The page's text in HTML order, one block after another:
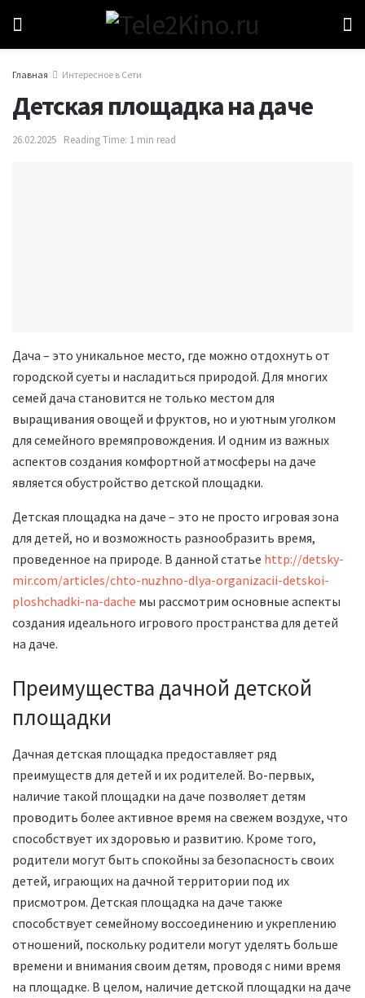
Главная Интересное в Сети
Детская площадка на даче
26.02.2025 Reading Time: 1 min read
Дача – это уникальное место, где можно отдохнуть от
городской суеты и насладиться природой. Для многих
семей дача становится не только местом для
выращивания овощей и фруктов, но и уютным уголком
для семейного времяпровождения. И одним из важных
аспектов создания комфортной атмосферы на даче
является обустройство детской площадки.
Детская площадка на даче – это не просто игровая зона
для детей, но и возможность разнообразить время,
проведенное на природе. В данной статье http://detsky-
mir.com/articles/chto-nuzhno-dlya-organizacii-detskoi-
ploshchadki-na-dache мы рассмотрим основные аспекты
создания идеального игрового пространства для детей
на даче.
Преимущества дачной детской
площадки
Дачная детская площадка предоставляет ряд
преимуществ для детей и их родителей. Во-первых,
наличие такой площадки на даче позволяет детям
проводить более активное время на свежем воздухе, что
способствует их здоровью и развитию. Кроме того,
родители могут быть спокойны за безопасность своих
детей, играющих на дачной территории под их
присмотром. Детская площадка на даче также
способствует семейному воссоединению и укреплению
отношений, поскольку родители могут уделять больше
времени и внимания своим детям, проводя с ними время
на площадке. В целом, наличие детской площадки на даче